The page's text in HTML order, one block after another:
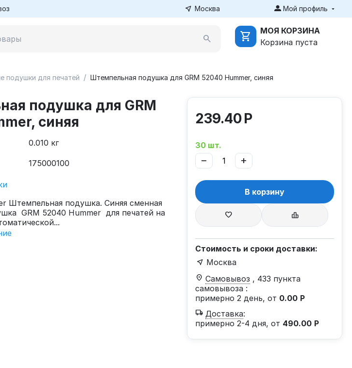
Москва Мой профиль
МОЯ КОРЗИНА
Корзина пуста
подушки для печатей / Штемпельная подушка для GRM 52040 Hummer, синяя
подушка для GRM
синяя
0.010 кг
175000100
Штемпельная подушка. Синяя сменная
GRM 52040 Hummer для печатей на
239.40Р
30 шт.
+
−
В корзину
Стоимость и сроки доставки:
Москва
Самовывоз , 433 пункта
самовывоза :
примерно 2 день, от 0.00 Р
Доставка:
примерно 2-4 дня, от 490.00 Р